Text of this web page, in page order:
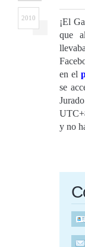
2010 ¡El
que
en el
se
y no